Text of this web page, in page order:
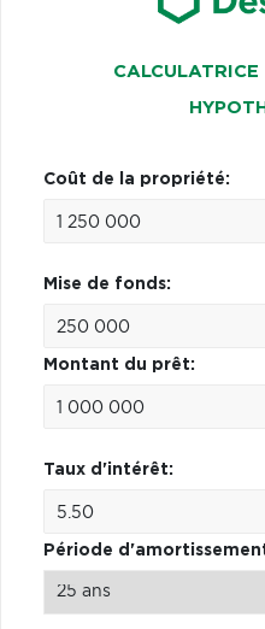
CALCULATRICE
Coût de la propriété:
Mise de fonds:
Montant du prêt:
Taux d'intérêt:
Période